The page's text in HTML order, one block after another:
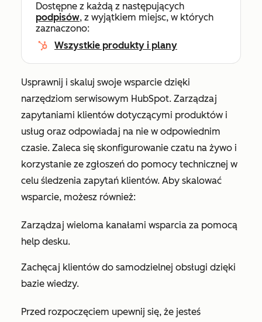
Dostępne z każdą z następujących
podpisów, z wyjątkiem miejsc, w których
zaznaczono:
Wszystkie produkty i plany
Usprawnij i skaluj swoje wsparcie dzięki
narzędziom serwisowym HubSpot. Zarządzaj
zapytaniami klientów dotyczącymi produktów i
usług oraz odpowiadaj na nie w odpowiednim
czasie. Zaleca się skonfigurowanie czatu na żywo i
korzystanie ze zgłoszeń do pomocy technicznej w
celu śledzenia zapytań klientów. Aby skalować
wsparcie, możesz również:
Zarządzaj wieloma kanałami wsparcia za pomocą
help desku.
Zachęcaj klientów do samodzielnej obsługi dzięki
bazie wiedzy.
Przed rozpoczęciem upewnij się, że jesteś